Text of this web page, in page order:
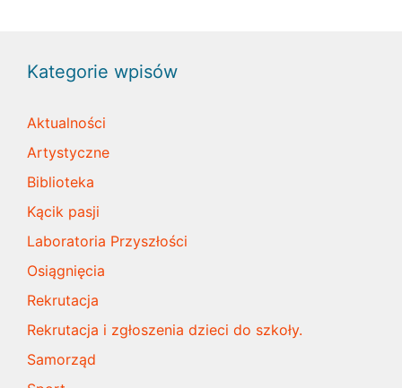
Kategorie wpisów
Aktualności
Artystyczne
Biblioteka
Kącik pasji
Laboratoria Przyszłości
Osiągnięcia
Rekrutacja
Rekrutacja i zgłoszenia dzieci do szkoły.
Samorząd